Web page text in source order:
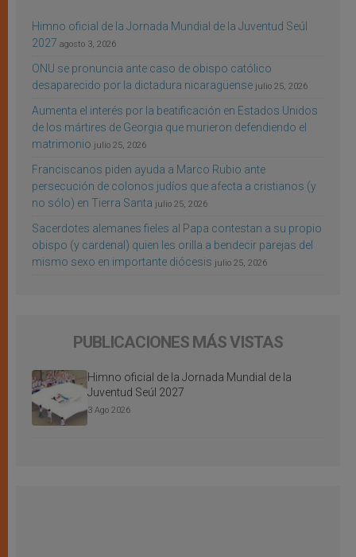
Himno oficial de la Jornada Mundial de la Juventud Seúl
2027 agosto 3, 2026
ONU se pronuncia ante caso de obispo católico
desaparecido por la dictadura nicaragüense julio 25, 2026
Aumenta el interés por la beatificación en Estados Unidos
de los mártires de Georgia que murieron defendiendo el
matrimonio julio 25, 2026
Franciscanos piden ayuda a Marco Rubio ante
persecución de colonos judíos que afecta a cristianos (y
no sólo) en Tierra Santa julio 25, 2026
Sacerdotes alemanes fieles al Papa contestan a su propio
obispo (y cardenal) quien les orilla a bendecir parejas del
mismo sexo en importante diócesis julio 25, 2026
PUBLICACIONES MÁS VISTAS
Himno oficial de la Jornada Mundial de la
Juventud Seúl 2027
3 Ago 2026